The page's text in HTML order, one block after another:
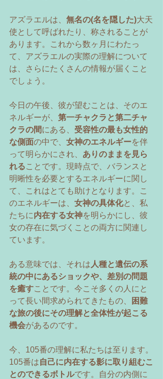
アズラエルは、 無名の(名を隠した)大天
使として呼ばれたり、称されることが
あります。これから数ヶ月にわたっ
て、アズラエルの実際の理解について
は、さらにたくさんの情報が届くこと
でしょう。
今日の午後、彼が望むことは、そのエ
ネルギーが、 第一チャクラと第二チャ
クラの間にある、 受容性の最も女性的
な側面の中で、 女神のエネルギーを伴
って明らかにされ、 ありのままを見ら
れることです。現時点で、バランスと
明晰性を必要とするエネルギーに関し
て、これはとても助けとなります。こ
のエネルギーは、 女神の具体化と、私
たちに内在する女神を明らかにし、彼
女の存在に気づくことの両方に関連し
ています。
ある意味では、それは 人種と遺伝の系
統の中にあるショックや、差別の問題
を癒すことです。今こそ多くの人にと
って長い間求められてきたもの、
困難
な旅の後にその理解と全体性が起こる
機会があるのです。
今、105番の理解に私たちは至ります。
105番は自己に内在する影に取り組むこ
とのできるボトルです。自分の内側に